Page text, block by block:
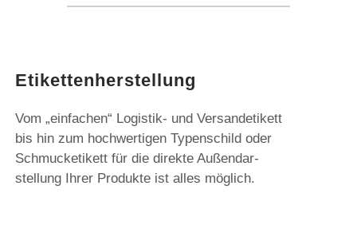
Etikettenherstellung
Vom „einfachen“ Logistik- und Versandetikett
bis hin zum hochwertigen Typenschild oder
Schmucketikett für die direkte Außendar-
stellung Ihrer Produkte ist alles möglich.